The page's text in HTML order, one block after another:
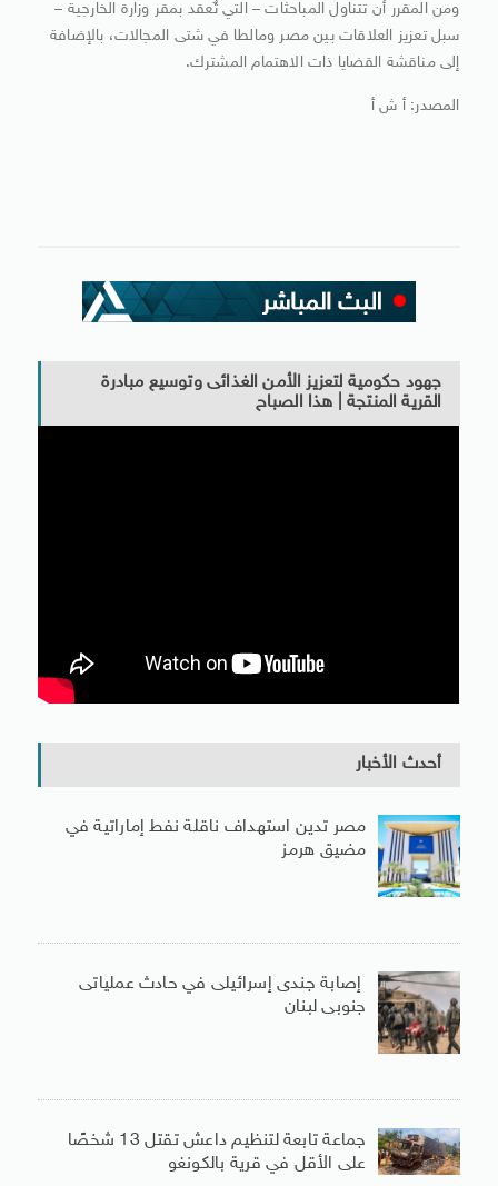
ومن المقرر أن تتناول المباحثات – التي تٌعقد بمقر وزارة الخارجية –
سبل تعزيز العلاقات بين مصر ومالطا في شتى المجالات، بالإضافة
إلى مناقشة القضايا ذات الاهتمام المشترك.
المصدر: أ ش أ
جهود حكومية لتعزيز الأمن الغذائى وتوسيع مبادرة
القرية المنتجة | هذا الصباح
أحدث الأخبار
مصر تدين استهداف ناقلة نفط إماراتية في
مضيق هرمز
إصابة جندى إسرائيلى في حادث عملياتى
جنوبى لبنان
جماعة تابعة لتنظيم داعش تقتل 13 شخصًا
على الأقل في قرية بالكونغو